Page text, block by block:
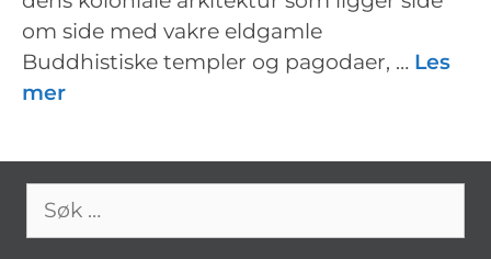
om side med vakre eldgamle
Buddhistiske templer og pagodaer, … Les
mer
etter: